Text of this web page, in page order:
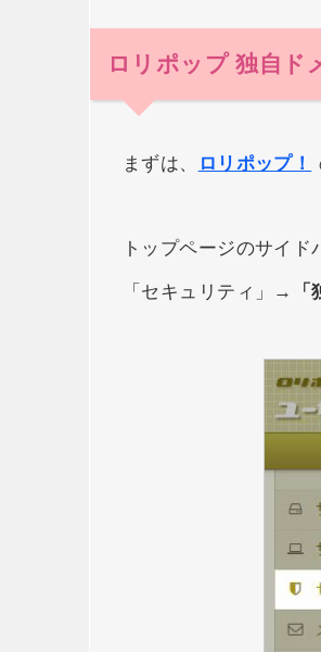
ロリポップ 独自ド
まずは、 ロリポップ！
トップページのサイド
「セキュリティ」→